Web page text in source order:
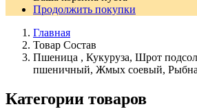
Продолжить покупки
Главная
Товар Состав
Пшеница , Кукуруза, Шрот
пшеничный, Жмых соевый,
Категории товаров